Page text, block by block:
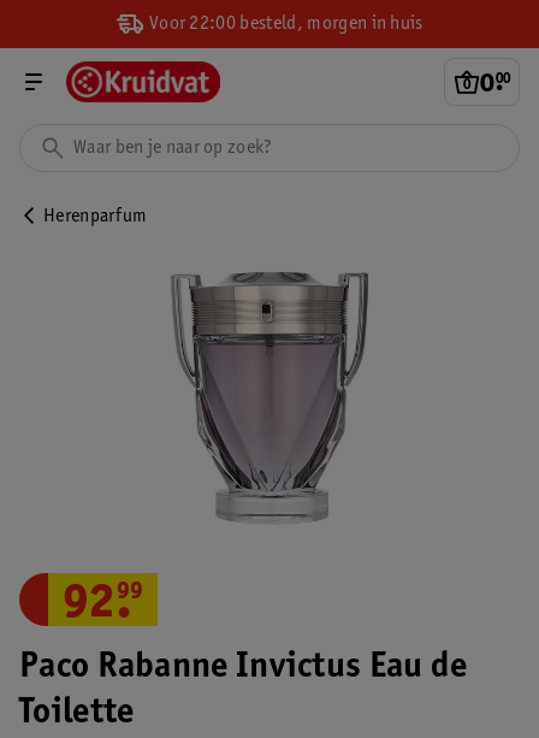
Voor 22:00 besteld, morgen in huis
0.
00
Herenparfum
Paco Rabanne Invictus Eau de
Toilette
92.
99